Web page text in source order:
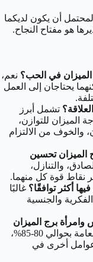
أن يكون لديكما
هو مفتاح النجاح.
في الحب؟ نعم،
يحتاجان إلى العمل
تشمل أبرز
الميزان للتوازن،
والخوف من الالتزام
تحسين
والتنازل،
نقاط قوة كل منهما.
أكثر توافقًا؟ غالبًا
والجنسية
برج الميزان
يمكن تقدير نسبة التوافق العامة بحوالي 80-85%،
عوامل أخرى في